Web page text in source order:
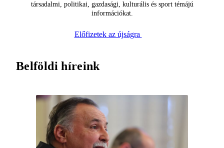
társadalmi, politikai, gazdasági, kulturális és sport témájú
információkat.
Előfizetek az újságra
Belföldi híreink